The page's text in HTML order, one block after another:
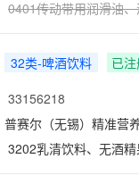
0401传动带用润滑油、
32类-啤酒饮料
已
33156218
普赛尔（无锡）精准营
3202乳清饮料、无酒精